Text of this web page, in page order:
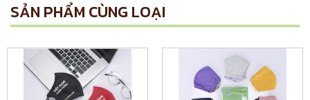
SẢN PHẨM CÙNG LOẠI